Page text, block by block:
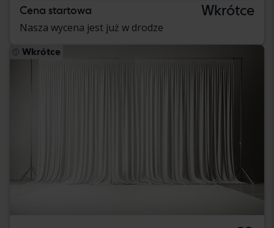
Cena startowa Wkrótce
Nasza wycena jest już w drodze
Wkrótce